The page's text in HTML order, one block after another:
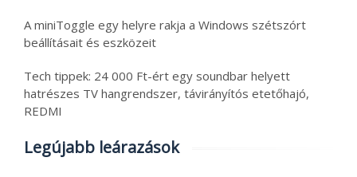
A miniToggle egy helyre rakja a Windows szétszórt
beállításait és eszközeit
Tech tippek: 24 000 Ft-ért egy soundbar helyett
hatrészes TV hangrendszer, távirányítós etetőhajó,
REDMI
Legújabb leárazások